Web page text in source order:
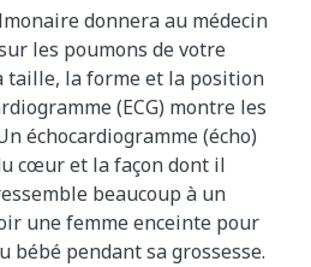
donnera au médecin
les poumons de votre
taille, la forme et la position
(ECG) montre les
échocardiogramme (écho)
cœur et la façon dont il
beaucoup à un
une femme enceinte pour
bébé pendant sa grossesse.